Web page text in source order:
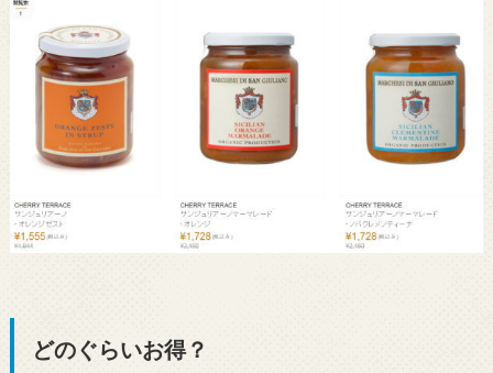
どのぐらいお得？